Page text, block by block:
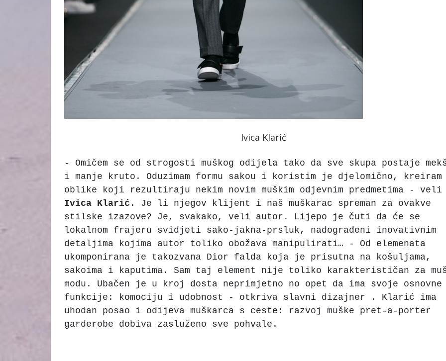
Ivica Klarić
- Omičem se od strogosti muškog odijela tako da sve skupa postaje
i manje kruto. Oduzimam formu sakou i koristim je djelomično, kreiram
oblike koji rezultiraju nekim novim muškim odjevnim predmetima - veli
Ivica Klarić . Je li njegov klijent i naš muškarac spreman za ovakve
stilske izazove? Je, svakako, veli autor. Lijepo je čuti da će se
lokalnom frajeru svidjeti sako-jakna-prsluk, nadograđeni inovativnim
detaljima kojima autor toliko obožava manipulirati… - Od elemenata
ukomponirana je takozvana Dior falda koja je prisutna na košuljama,
sakoima i kaputima. Sam taj element nije toliko karakterističan za
modu. Ubačen je u kroj dosta neprimjetno no opet da ima svoje osnovne
funkcije: komociju i udobnost - otkriva slavni dizajner . Klarić ima
uhodan posao i odijeva muškarca s ceste: razvoj muške pret-a-porter
garderobe dobiva zasluženo sve pohvale.